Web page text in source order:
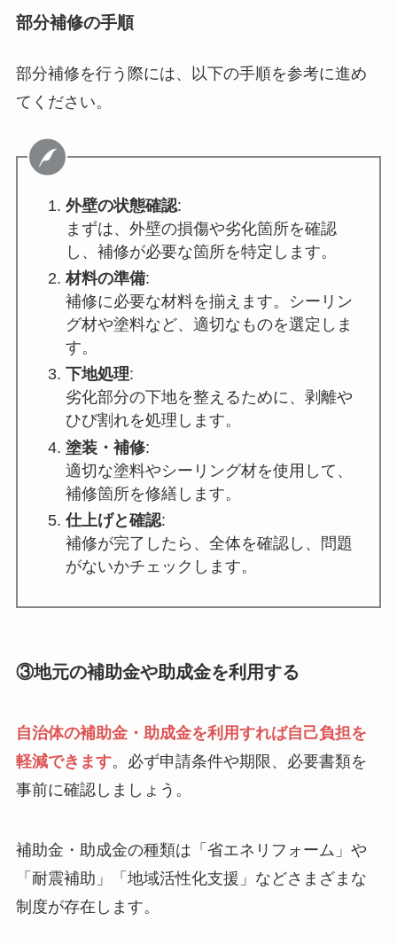
部分補修の手順
部分補修を行う際には、以下の手順を参考に進め
てください。
外壁の状態確認:
まずは、外壁の損傷や劣化箇所を確認
し、補修が必要な箇所を特定します。
材料の準備:
補修に必要な材料を揃えます。シーリン
グ材や塗料など、適切なものを選定しま
す。
下地処理:
劣化部分の下地を整えるために、剥離や
ひび割れを処理します。
塗装・補修:
適切な塗料やシーリング材を使用して、
補修箇所を修繕します。
仕上げと確認:
補修が完了したら、全体を確認し、問題
がないかチェックします。
③地元の補助金や助成金を利用する
自治体の補助金・助成金を利用すれば自己負担を
軽減できます。必ず申請条件や期限、必要書類を
事前に確認しましょう。
補助金・助成金の種類は「省エネリフォーム」や
「耐震補助」「地域活性化支援」などさまざまな
制度が存在します。